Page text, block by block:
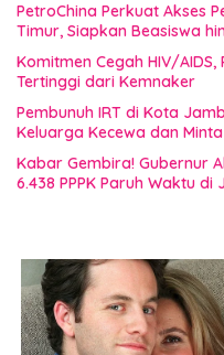
PetroChina Perkuat Akses
Timur, Siapkan Beasiswa
Komitmen Cegah HIV/
Tertinggi dari Kemnaker
Pembunuh IRT di Kota
Keluarga Kecewa dan
Kabar Gembira! Gubernur
6.438 PPPK Paruh Waktu di